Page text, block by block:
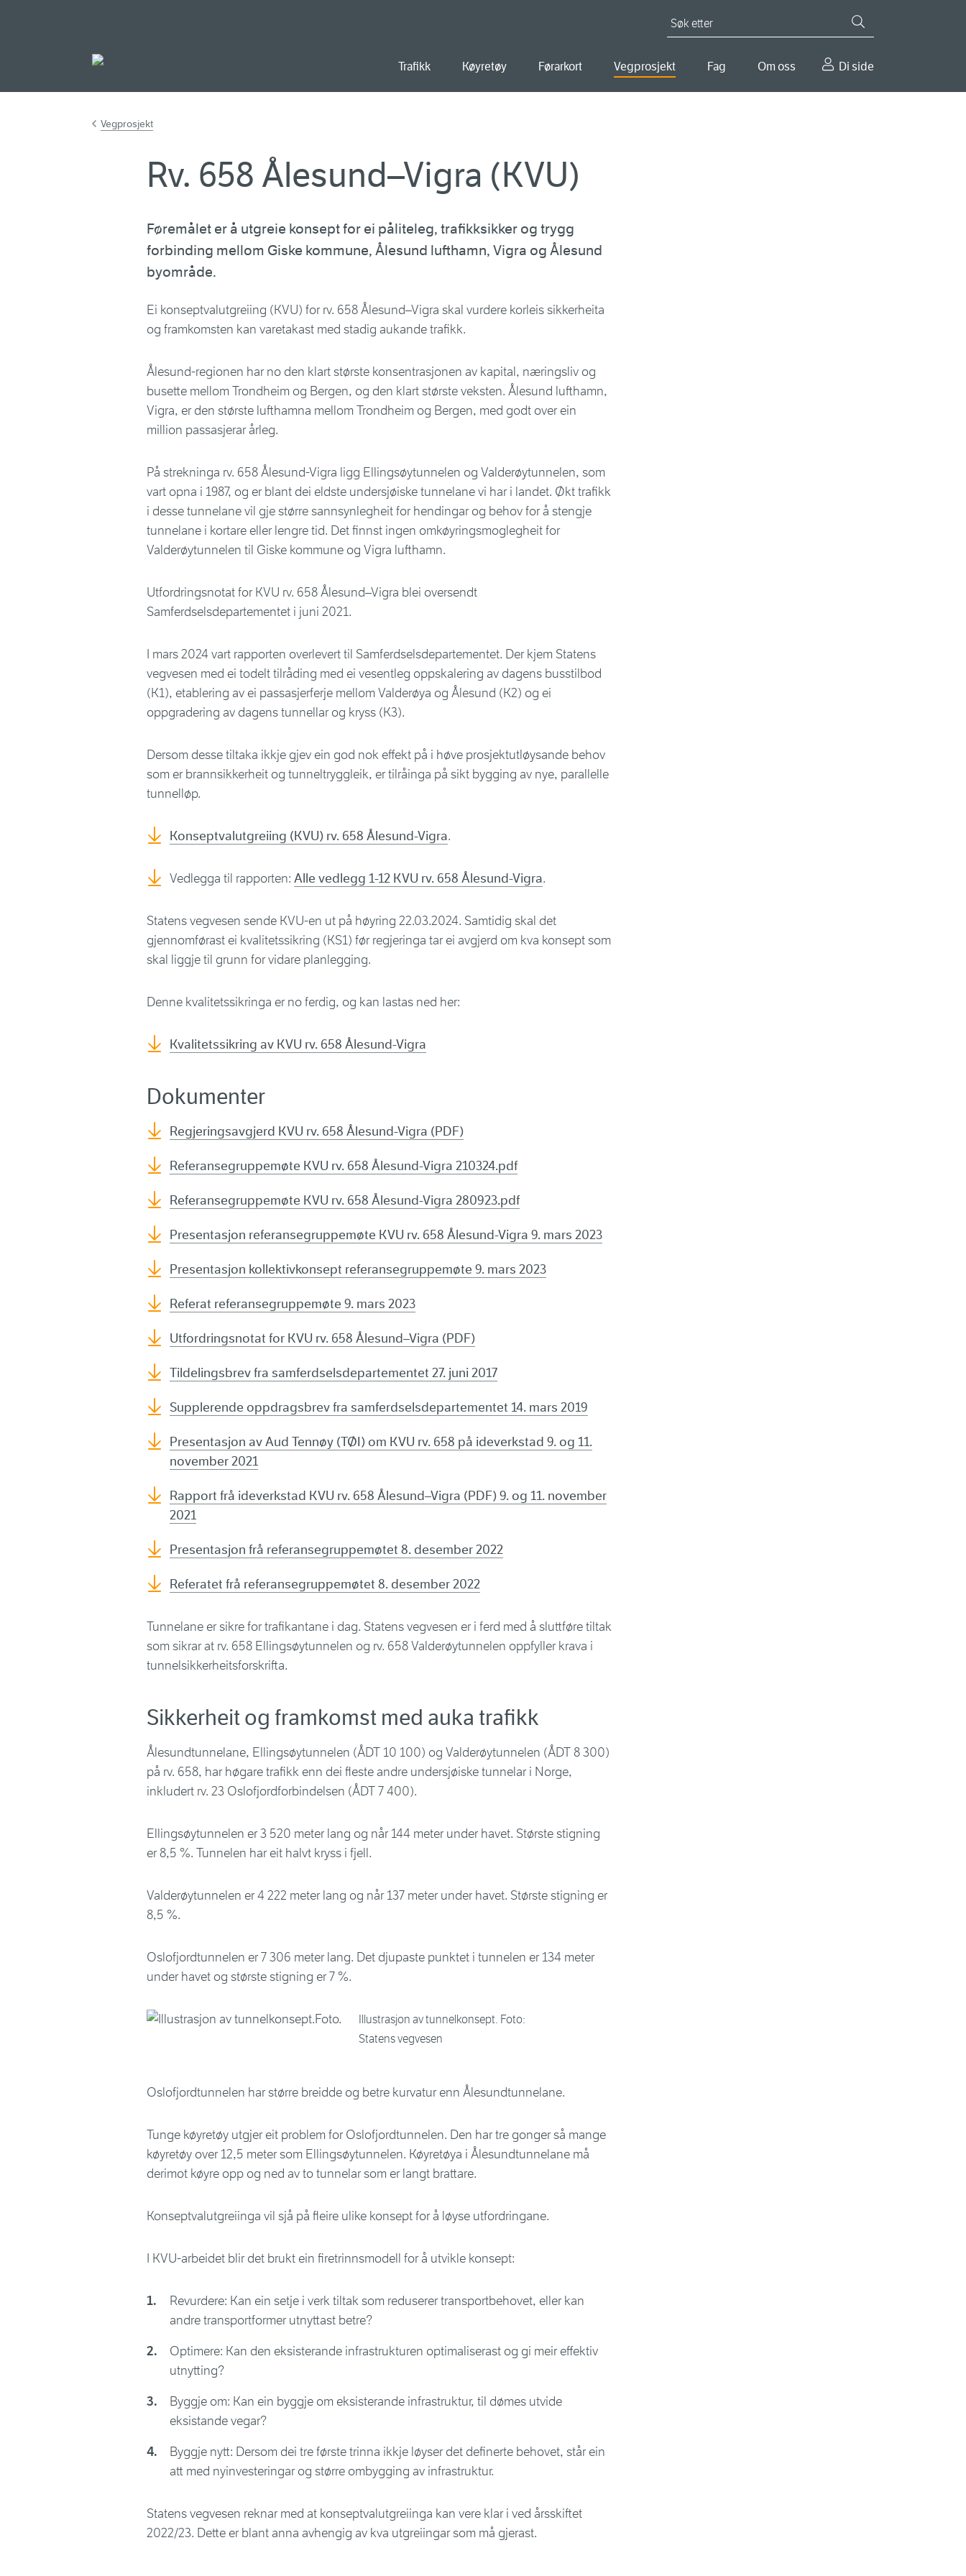
Trafikk Køyretøy Førarkort Vegprosjekt Fag Om oss Di side
Vegprosjekt
Rv. 658 Ålesund–Vigra (KVU)
Føremålet er å utgreie konsept for ei påliteleg, trafikksikker og trygg
forbinding mellom Giske kommune, Ålesund lufthamn, Vigra og Ålesund
byområde.
Ei konseptvalutgreiing (KVU) for rv. 658 Ålesund–Vigra skal vurdere korleis sikkerheita
og framkomsten kan varetakast med stadig aukande trafikk.
Ålesund-regionen har no den klart største konsentrasjonen av kapital, næringsliv og
busette mellom Trondheim og Bergen, og den klart største veksten. Ålesund lufthamn,
Vigra, er den største lufthamna mellom Trondheim og Bergen, med godt over ein
million passasjerar årleg.
På strekninga rv. 658 Ålesund-Vigra ligg Ellingsøytunnelen og Valderøytunnelen, som
vart opna i 1987, og er blant dei eldste undersjøiske tunnelane vi har i landet. Økt trafikk
i desse tunnelane vil gje større sannsynlegheit for hendingar og behov for å stengje
tunnelane i kortare eller lengre tid. Det finnst ingen omkøyringsmoglegheit for
Valderøytunnelen til Giske kommune og Vigra lufthamn.
Utfordringsnotat for KVU rv. 658 Ålesund–Vigra blei oversendt
Samferdselsdepartementet i juni 2021.
I mars 2024 vart rapporten overlevert til Samferdselsdepartementet. Der kjem Statens
vegvesen med ei todelt tilråding med ei vesentleg oppskalering av dagens busstilbod
(K1), etablering av ei passasjerferje mellom Valderøya og Ålesund (K2) og ei
oppgradering av dagens tunnellar og kryss (K3).
Dersom desse tiltaka ikkje gjev ein god nok effekt på i høve prosjektutløysande behov
som er brannsikkerheit og tunneltryggleik, er tilråinga på sikt bygging av nye, parallelle
tunnelløp.
Konseptvalutgreiing (KVU) rv. 658 Ålesund-Vigra.
Vedlegga til rapporten: Alle vedlegg 1-12 KVU rv. 658 Ålesund-Vigra.
Statens vegvesen sende KVU-en ut på høyring 22.03.2024. Samtidig skal det
gjennomførast ei kvalitetssikring (KS1) før regjeringa tar ei avgjerd om kva konsept som
skal liggje til grunn for vidare planlegging.
Denne kvalitetssikringa er no ferdig, og kan lastas ned her:
Kvalitetssikring av KVU rv. 658 Ålesund-Vigra
Dokumenter
Regjeringsavgjerd KVU rv. 658 Ålesund-Vigra (PDF)
Referansegruppemøte KVU rv. 658 Ålesund-Vigra 210324.pdf
Referansegruppemøte KVU rv. 658 Ålesund-Vigra 280923.pdf
Presentasjon referansegruppemøte KVU rv. 658 Ålesund-Vigra 9. mars 2023
Presentasjon kollektivkonsept referansegruppemøte 9. mars 2023
Referat referansegruppemøte 9. mars 2023
Utfordringsnotat for KVU rv. 658 Ålesund–Vigra (PDF)
Tildelingsbrev fra samferdselsdepartementet 27. juni 2017
Supplerende oppdragsbrev fra samferdselsdepartementet 14. mars 2019
Presentasjon av Aud Tennøy (TØI) om KVU rv. 658 på ideverkstad 9. og 11.
november 2021
Rapport frå ideverkstad KVU rv. 658 Ålesund–Vigra (PDF) 9. og 11. november
2021
Presentasjon frå referansegruppemøtet 8. desember 2022
Referatet frå referansegruppemøtet 8. desember 2022
Tunnelane er sikre for trafikantane i dag. Statens vegvesen er i ferd med å sluttføre tiltak
som sikrar at rv. 658 Ellingsøytunnelen og rv. 658 Valderøytunnelen oppfyller krava i
tunnelsikkerheits­forskrifta.
Sikkerheit og framkomst med auka trafikk
Ålesundtunnelane, Ellingsøytunnelen (ÅDT 10 100) og Valderøytunnelen (ÅDT 8 300)
på rv. 658, har høgare trafikk enn dei fleste andre undersjøiske tunnelar i Norge,
inkludert rv. 23 Oslofjord­forbindelsen (ÅDT 7 400).
Ellingsøytunnelen er 3 520 meter lang og når 144 meter under havet. Største stigning
er 8,5 %. Tunnelen har eit halvt kryss i fjell.
Valderøytunnelen er 4 222 meter lang og når 137 meter under havet. Største stigning er
8,5 %.
Oslofjordtunnelen er 7 306 meter lang. Det djupaste punktet i tunnelen er 134 meter
under havet og største stigning er 7 %.
Illustrasjon av tunnelkonsept. Foto:
Statens vegvesen
Oslofjordtunnelen har større breidde og betre kurvatur enn Ålesundtunnelane.
Tunge køyretøy utgjer eit problem for Oslofjordtunnelen. Den har tre gonger så mange
køyretøy over 12,5 meter som Ellingsøytunnelen. Køyretøya i Ålesundtunnelane må
derimot køyre opp og ned av to tunnelar som er langt brattare.
Konseptvalutgreiinga vil sjå på fleire ulike konsept for å løyse utfordringane.
I KVU-arbeidet blir det brukt ein firetrinnsmodell for å utvikle konsept:
Revurdere: Kan ein setje i verk tiltak som reduserer transportbehovet, eller kan
andre transportformer utnyttast betre?
Optimere: Kan den eksisterande infrastrukturen optimaliserast og gi meir effektiv
utnytting?
Byggje om: Kan ein byggje om eksisterande infrastruktur, til dømes utvide
eksistande vegar?
Byggje nytt: Dersom dei tre første trinna ikkje løyser det definerte behovet, står ein
att med nyinvesteringar og større ombygging av infrastruktur.
Statens vegvesen reknar med at konseptvalutgreiinga kan vere klar i ved årsskiftet
2022/23. Dette er blant anna avhengig av kva utgreiingar som må gjerast.